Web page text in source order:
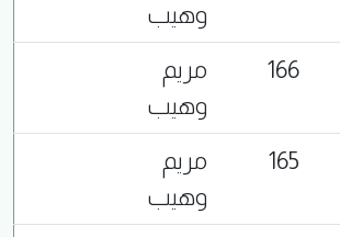
وهيب
166
مريم
وهيب
165
مريم
وهيب